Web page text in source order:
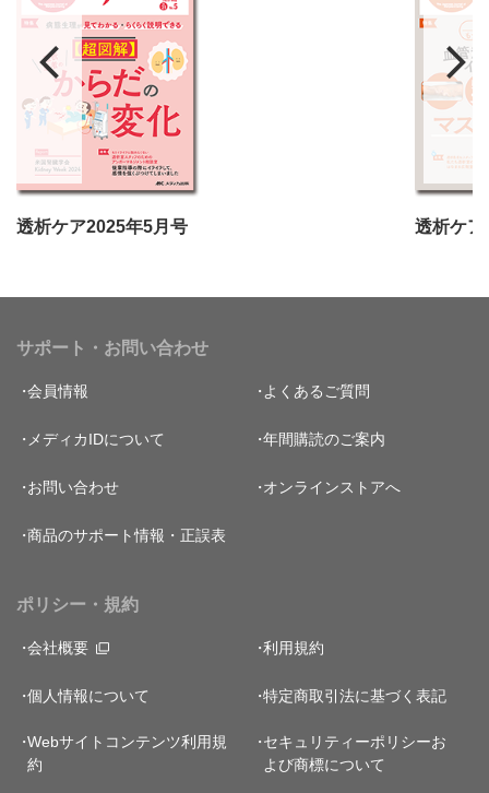
透析ケア2025年5月号 透析ケ
サポート・お問い合わせ
会員情報 よくあるご質問
メディカIDについて 年間購読のご案内
お問い合わせ オンラインストアへ
商品のサポート情報・正誤表
ポリシー・規約
会社概要 利用規約
個人情報について 特定商取引法に基づく表記
Webサイトコンテンツ利用規
約
セキュリティーポリシーお
よび商標について